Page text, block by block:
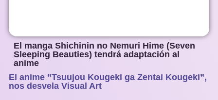
El manga Shichinin no Nemuri Hime (Seven
Sleeping Beauties) tendrá adaptación al
anime
El anime ”Tsuujou Kougeki ga Zentai Kougeki”,
nos desvela Visual Art